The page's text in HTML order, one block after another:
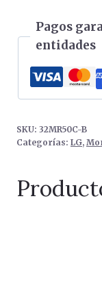
Pagos
entidades
SKU: 32MR50C-B
Categorías: LG,